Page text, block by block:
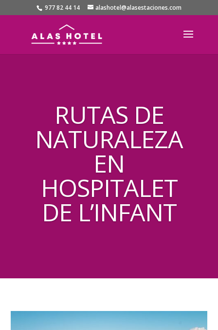
977 82 44 14 alashotel@alasestaciones.com
RUTAS DE
NATURALEZA
EN
HOSPITALET
DE L’INFANT